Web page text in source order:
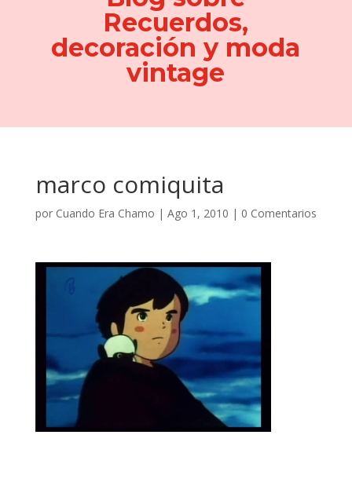
Recuerdos,
decoración y moda
vintage
marco comiquita
por Cuando Era Chamo | Ago 1, 2010 | 0 Comentarios